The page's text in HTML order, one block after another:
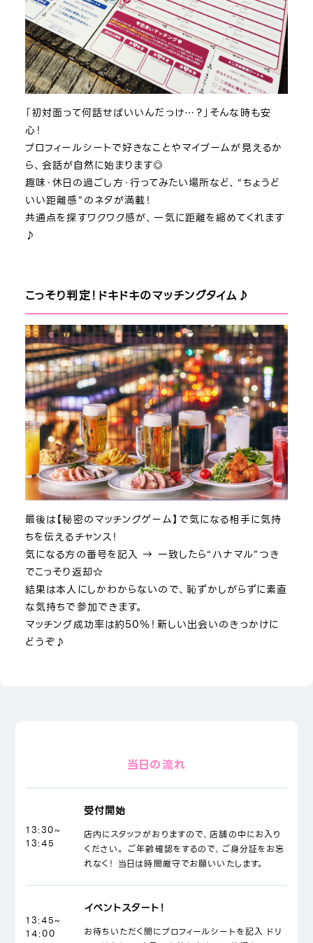
「初対面って何話せばいいんだっけ…？」そんな時も安
心！
プロフィールシートで好きなことやマイブームが見えるか
ら、会話が自然に始まります◎
趣味・休日の過ごし方・行ってみたい場所など、“ちょうど
いい距離感”のネタが満載！
共通点を探すワクワク感が、一気に距離を縮めてくれます
♪
こっそり判定！ドキドキのマッチングタイム♪
最後は【秘密のマッチングゲーム】で気になる相手に気持
ちを伝えるチャンス！
気になる方の番号を記入 → 一致したら“ハナマル”つき
でこっそり返却☆
結果は本人にしかわからないので、恥ずかしがらずに素直
な気持ちで参加できます。
マッチング成功率は約50％！新しい出会いのきっかけに
どうぞ♪
当日の流れ
13:30~
13:45
受付開始
店内にスタッフがおりますので、店舗の中にお入り
ください。 ご年齢確認をするので、ご身分証をお忘
れなく！ 当日は時間厳守でお願いいたします。
13:45~
14:00
イベントスタート！
お待ちいただく間にプロフィールシートを記入 ドリ